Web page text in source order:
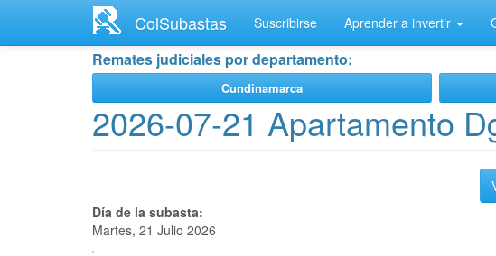
contenido
ColSubastas Suscribirse Aprender a invertir
Remates judiciales por departamento:
Cundinamarca
2026-07-21 Apartamento
Día de la subasta:
Martes, 21 Julio 2026